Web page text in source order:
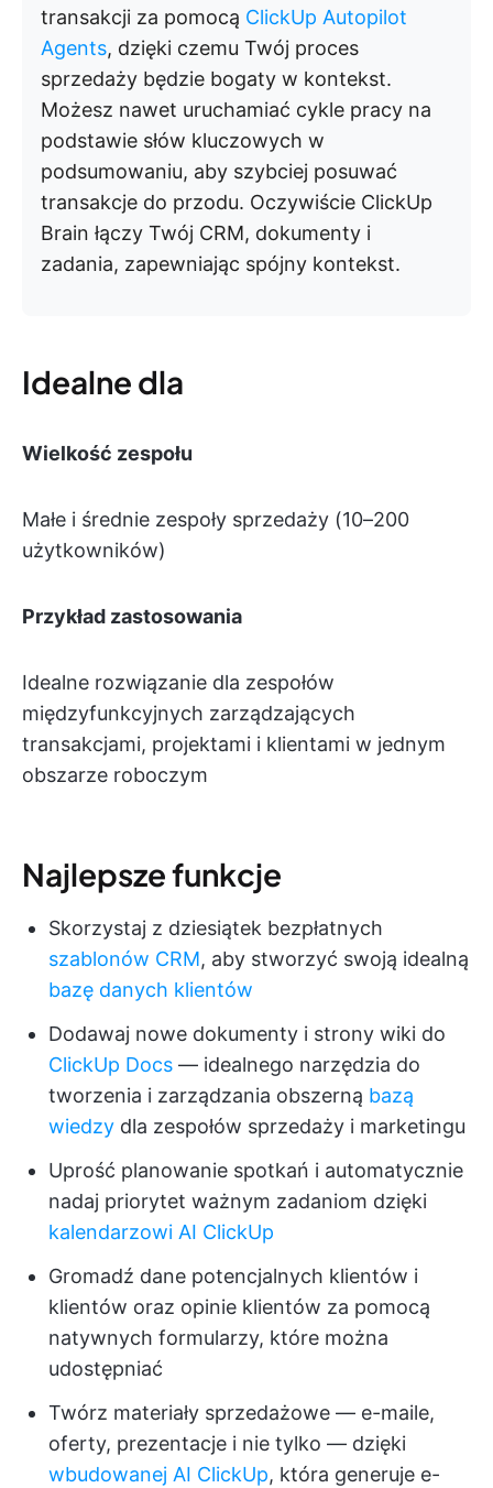
transakcji za pomocą ClickUp Autopilot
Agents, dzięki czemu Twój proces
sprzedaży będzie bogaty w kontekst.
Możesz nawet uruchamiać cykle pracy na
podstawie słów kluczowych w
podsumowaniu, aby szybciej posuwać
transakcje do przodu. Oczywiście ClickUp
Brain łączy Twój CRM, dokumenty i
zadania, zapewniając spójny kontekst.
Idealne dla
Wielkość zespołu
Małe i średnie zespoły sprzedaży (10–200
użytkowników)
Przykład zastosowania
Idealne rozwiązanie dla zespołów
międzyfunkcyjnych zarządzających
transakcjami, projektami i klientami w jednym
obszarze roboczym
Najlepsze funkcje
Skorzystaj z dziesiątek bezpłatnych
szablonów CRM, aby stworzyć swoją idealną
bazę danych klientów
Dodawaj nowe dokumenty i strony wiki do
ClickUp Docs — idealnego narzędzia do
tworzenia i zarządzania obszerną bazą
wiedzy dla zespołów sprzedaży i marketingu
Uprość planowanie spotkań i automatycznie
nadaj priorytet ważnym zadaniom dzięki
kalendarzowi AI ClickUp
Gromadź dane potencjalnych klientów i
klientów oraz opinie klientów za pomocą
natywnych formularzy, które można
udostępniać
Twórz materiały sprzedażowe — e-maile,
oferty, prezentacje i nie tylko — dzięki
wbudowanej AI ClickUp, która generuje e-